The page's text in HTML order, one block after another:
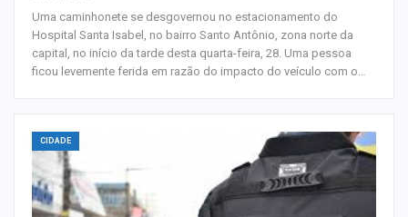
Uma caminhonete se desgovernou no estacionamento do
Hospital Santa Isabel, no bairro Santo Antônio, zona norte da
capital, no início da tarde desta quarta-feira, 28. Uma pessoa
ficou levemente ferida em razão do impacto do veículo com o…
CIDADE